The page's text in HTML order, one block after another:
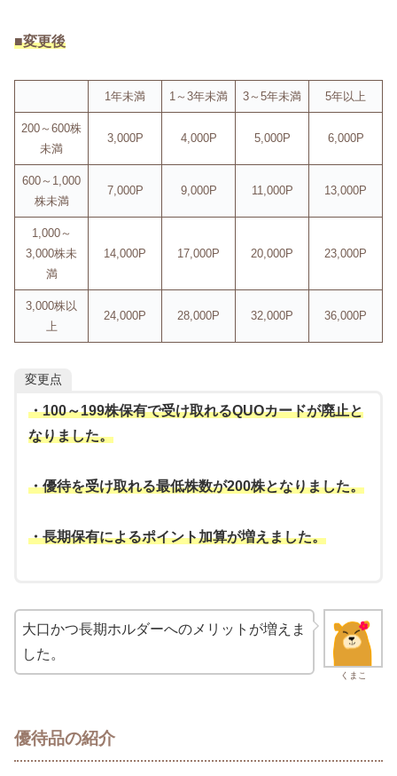
■変更後
1年未満 1～3年未満 3～5年未満 5年以上
200～600株
未満
3,000P 4,000P 5,000P 6,000P
600～1,000
株未満
7,000P 9,000P 11,000P 13,000P
1,000～
3,000株未
満
14,000P 17,000P 20,000P 23,000P
3,000株以
上
24,000P 28,000P 32,000P 36,000P
変更点
・100～199株保有で受け取れるQUOカードが廃止と
なりました。
・優待を受け取れる最低株数が200株となりました。
・長期保有によるポイント加算が増えました。
くまこ
大口かつ長期ホルダーへのメリットが増えま
した。
優待品の紹介